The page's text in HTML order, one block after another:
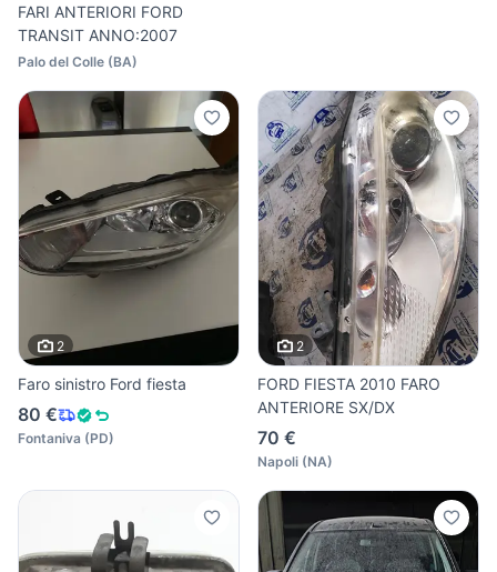
FARI ANTERIORI FORD
TRANSIT ANNO:2007
Palo del Colle (BA)
2
Faro sinistro Ford fiesta
80 €
Fontaniva (PD)
2
FORD FIESTA 2010 FARO
ANTERIORE SX/DX
70 €
Napoli (NA)